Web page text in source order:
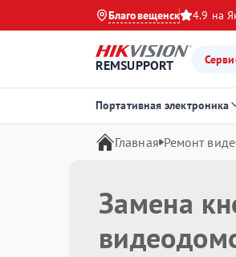
Благовещенск 4.9 на
REMSUPPORT
Портативная электроника
Главная Ремонт
Замена